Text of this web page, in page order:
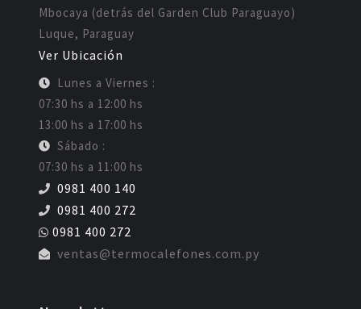
Mbocaya (detrás del Garden Club Paraguayo)
Luque, Paraguay
Ver Ubicación
Lunes a Viernes :
07:30 hs a 12:00 hs
13:00 hs a 17:00 hs
Sábado :
07:30 hs a 11:00 hs
0981 400 140
0981 400 272
0981 400 272
ventas@termocalefones.com.py